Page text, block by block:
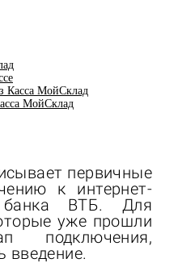
Касса МойСклад
МойСклад
первичные
к интернет-
банка ВТБ. Для
уже прошли
подключения,
введение.